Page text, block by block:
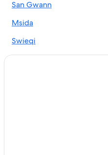
San Gwann
Msida
Swieqi